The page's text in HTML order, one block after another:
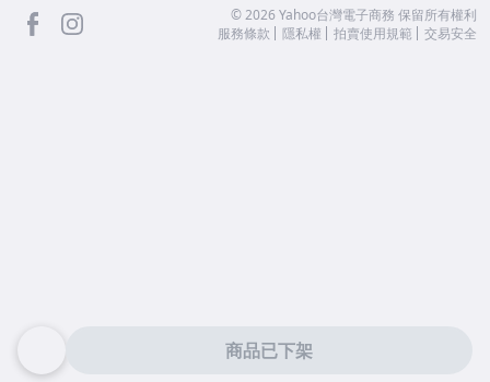
商品已下架
facebook ©2026 Yahoo台灣電子商務 保留所有權利
服務條款
隱私權 拍賣使用規範 交易安全